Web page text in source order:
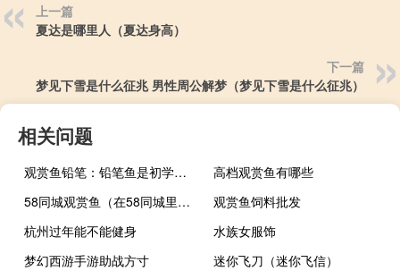
上一篇
夏达是哪里人（夏达身高）
下一篇
梦见下雪是什么征兆 男性周公解梦（梦见下雪是什么征兆）
相关问题
观赏鱼铅笔：铅笔鱼是初学者比较容易饲养的观赏鱼
高档观赏鱼有哪些
58同城观赏鱼（在58同城里在线购买观赏鱼靠谱吗？）
观赏鱼饲料批发
杭州过年能不能健身
水族女服饰
梦幻西游手游助战方寸
迷你飞刀（迷你飞信）